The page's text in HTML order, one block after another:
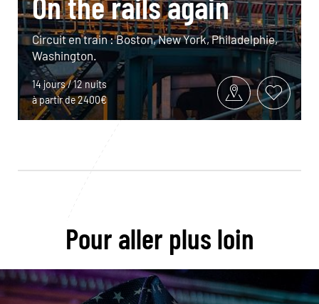
Circuit en train : Boston, New York, Philadelphie,
Washington.
14 jours / 12 nuits
à partir de 2400€
Pour aller plus loin